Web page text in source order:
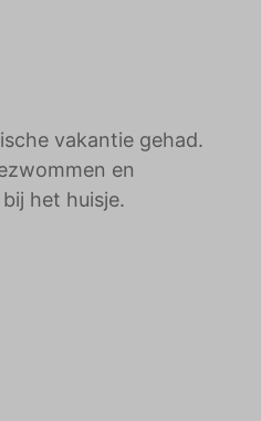
vakantie gehad.
en
het huisje.